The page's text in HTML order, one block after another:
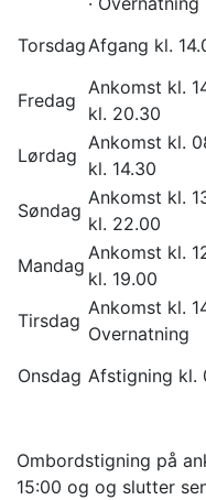
Torsdag Afgang kl.
Fredag
Ankomst kl.
kl. 20.30
Lørdag
Ankomst kl.
kl. 14.30
Søndag
Ankomst kl.
kl. 22.00
Mandag
Ankomst kl.
kl. 19.00
Tirsdag
Ankomst kl.
Overnatning
Onsdag Afstigning kl.
Ombordstigning på
15:00 og og slutter